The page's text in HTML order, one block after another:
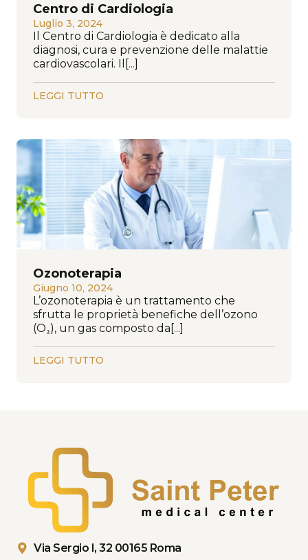
Centro di Cardiologia
Luglio 3, 2024
Il Centro di Cardiologia è dedicato alla
diagnosi, cura e prevenzione delle malattie
cardiovascolari. Il[...]
LEGGI TUTTO
Ozonoterapia
Giugno 10, 2024
L’ozonoterapia è un trattamento che
sfrutta le proprietà benefiche dell’ozono
(O₃), un gas composto da[...]
LEGGI TUTTO
Via Sergio I, 32 00165 Roma